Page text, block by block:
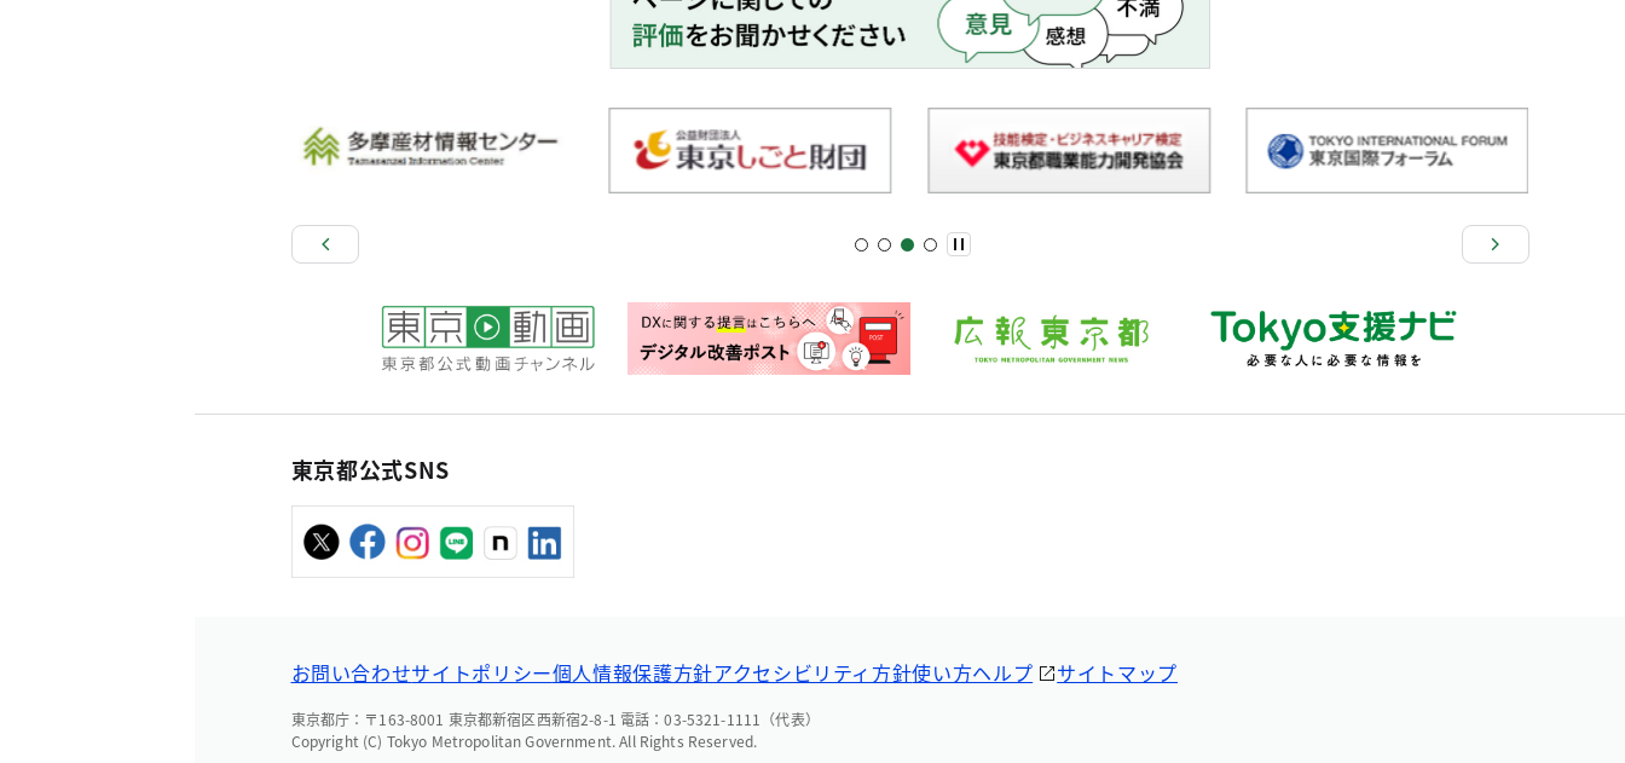
東京都公式SNS
お問い合わせサイトポリシー個人情報保護方針アクセシビリティ方針使い方ヘルプ サイトマップ
東京都庁：〒163-8001 東京都新宿区西新宿2-8-1 電話：03-5321-1111（代表）
Copyright (C) Tokyo Metropolitan Government. All Rights Reserved.